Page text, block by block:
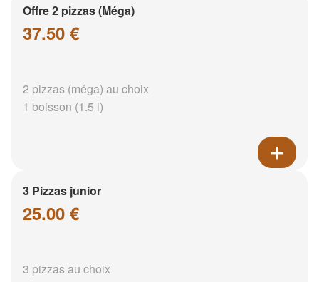
Offre 2 pizzas (Méga)
37.50 €
2 pizzas (méga) au choix
1 boisson (1.5 l)
3 Pizzas junior
25.00 €
3 pizzas au choix